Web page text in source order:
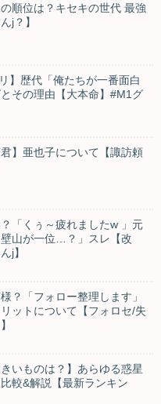
の順位は？キセキの世代 最強
j？】
】歴代「俺たちが一番面白
その理由【大本命】#M1グ
君】亜也子について【諏訪頼
？「くぅ～疲れましたw 」元
山が一位…？」スレ【改
j】
？「フォロー整理します」
ットについて【フォロセ/失
きいものは？】あらゆる惑星
較&解説【最新ランキン